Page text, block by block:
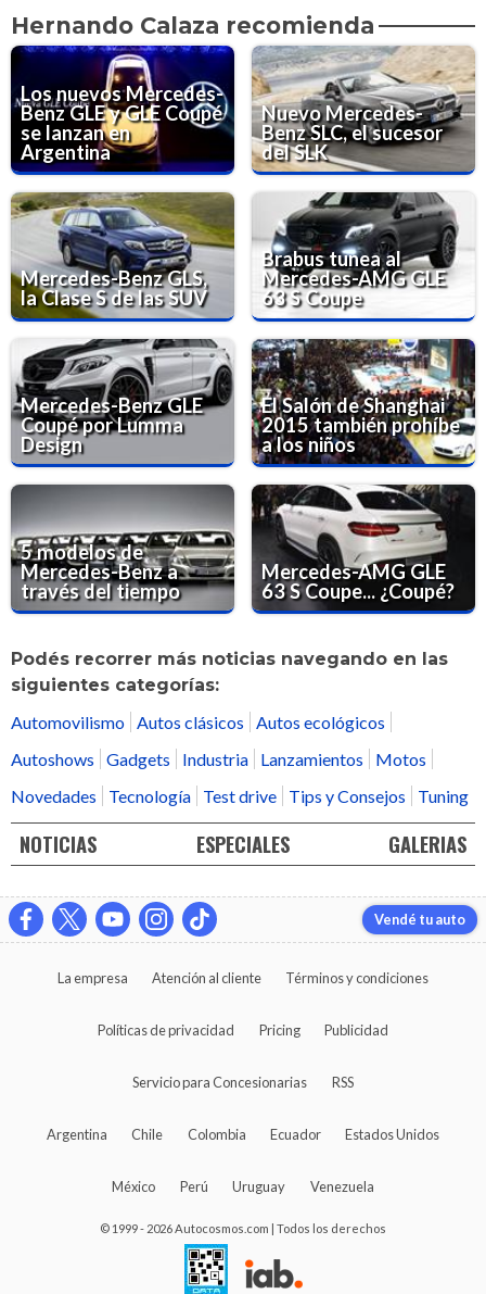
Hernando Calaza recomienda
Los nuevos Mercedes-
Benz GLE y GLE Coupé
se lanzan en
Argentina
Nuevo Mercedes-
Benz SLC, el sucesor
del SLK
Mercedes-Benz GLS,
la Clase S de las SUV
Brabus tunea al
Mercedes-AMG GLE
63 S Coupe
Mercedes-Benz GLE
Coupé por Lumma
Design
El Salón de Shanghai
2015 también prohíbe
a los niños
5 modelos de
Mercedes-Benz a
través del tiempo
Mercedes-AMG GLE
63 S Coupe... ¿Coupé?
Podés recorrer más noticias navegando en las
siguientes categorías:
Automovilismo
Autos clásicos
Autos ecológicos
Autoshows
Gadgets Industria Lanzamientos
Motos
Novedades
Tecnología Test drive Tips y Consejos Tuning
NOTICIAS ESPECIALES GALERIAS
Vendé tu auto
La empresa Atención al cliente Términos y condiciones
Políticas de privacidad Pricing Publicidad
Servicio para Concesionarias RSS
Argentina Chile Colombia Ecuador Estados Unidos
México Perú Uruguay Venezuela
© 1999 - 2026 Autocosmos.com | Todos los derechos